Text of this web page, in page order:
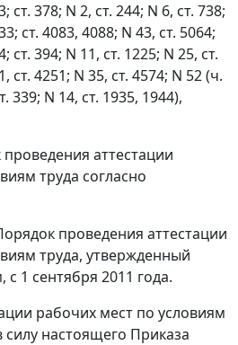
ст. 378; N 2, ст. 244; N 6, ст. 738;
ст. 4083, 4088; N 43, ст. 5064;
ст. 394; N 11, ст. 1225; N 25, ст.
ст. 4251; N 35, ст. 4574; N 52 (ч.
339; N 14, ст. 1935, 1944),
проведения аттестации
труда согласно
проведения аттестации
труда, утвержденный
1 сентября 2011 года.
рабочих мест по условиям
силу настоящего Приказа